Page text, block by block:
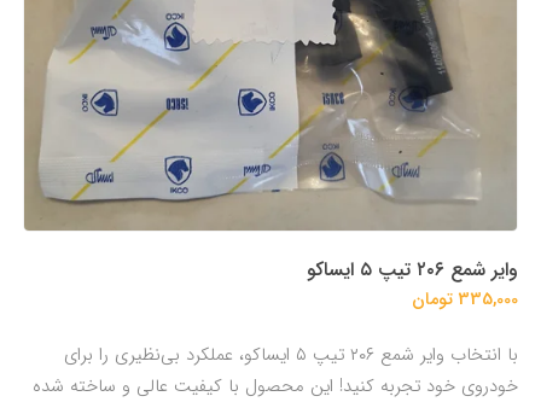
وایر شمع ۲۰۶ تیپ ۵ ایساکو
335,000 تومان
با انتخاب وایر شمع ۲۰۶ تیپ ۵ ایساکو، عملکرد بی‌نظیری را برای
خودروی خود تجربه کنید! این محصول با کیفیت عالی و ساخته شده